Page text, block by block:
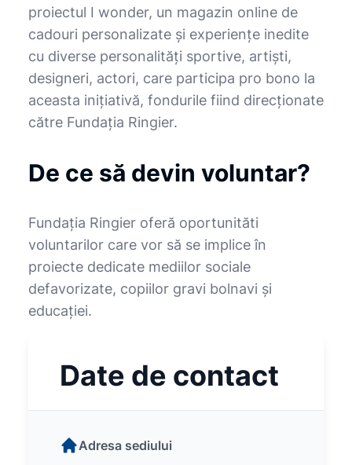
proiectul I wonder, un magazin online de
cadouri personalizate și experiențe inedite
cu diverse personalități sportive, artiști,
designeri, actori, care participa pro bono la
aceasta inițiativă, fondurile fiind direcționate
către Fundația Ringier.
De ce să devin voluntar?
Fundația Ringier oferă oportunităti
voluntarilor care vor să se implice în
proiecte dedicate mediilor sociale
defavorizate, copiilor gravi bolnavi și
educației.
Date de contact
Adresa sediului